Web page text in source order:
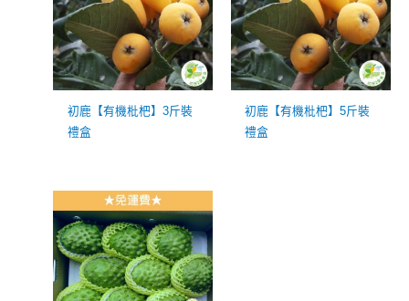
初鹿【有機枇杷】3斤裝
禮盒
初鹿【有機枇杷】5斤裝
禮盒